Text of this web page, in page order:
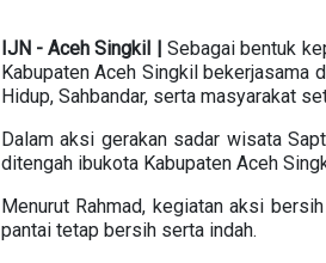
IJN - Aceh Singkil | Sebagai bentuk
Kabupaten Aceh Singkil bekerjasama
Hidup, Sahbandar, serta masyarakat
Dalam aksi gerakan sadar wisata
ditengah ibukota Kabupaten Aceh
Menurut Rahmad, kegiatan aksi
pantai tetap bersih serta indah.